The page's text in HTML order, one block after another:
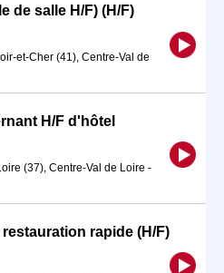
de salle H/F) (H/F)
et-Cher (41), Centre-Val de
H/F d'hôtel
(37), Centre-Val de Loire -
rapide (H/F)